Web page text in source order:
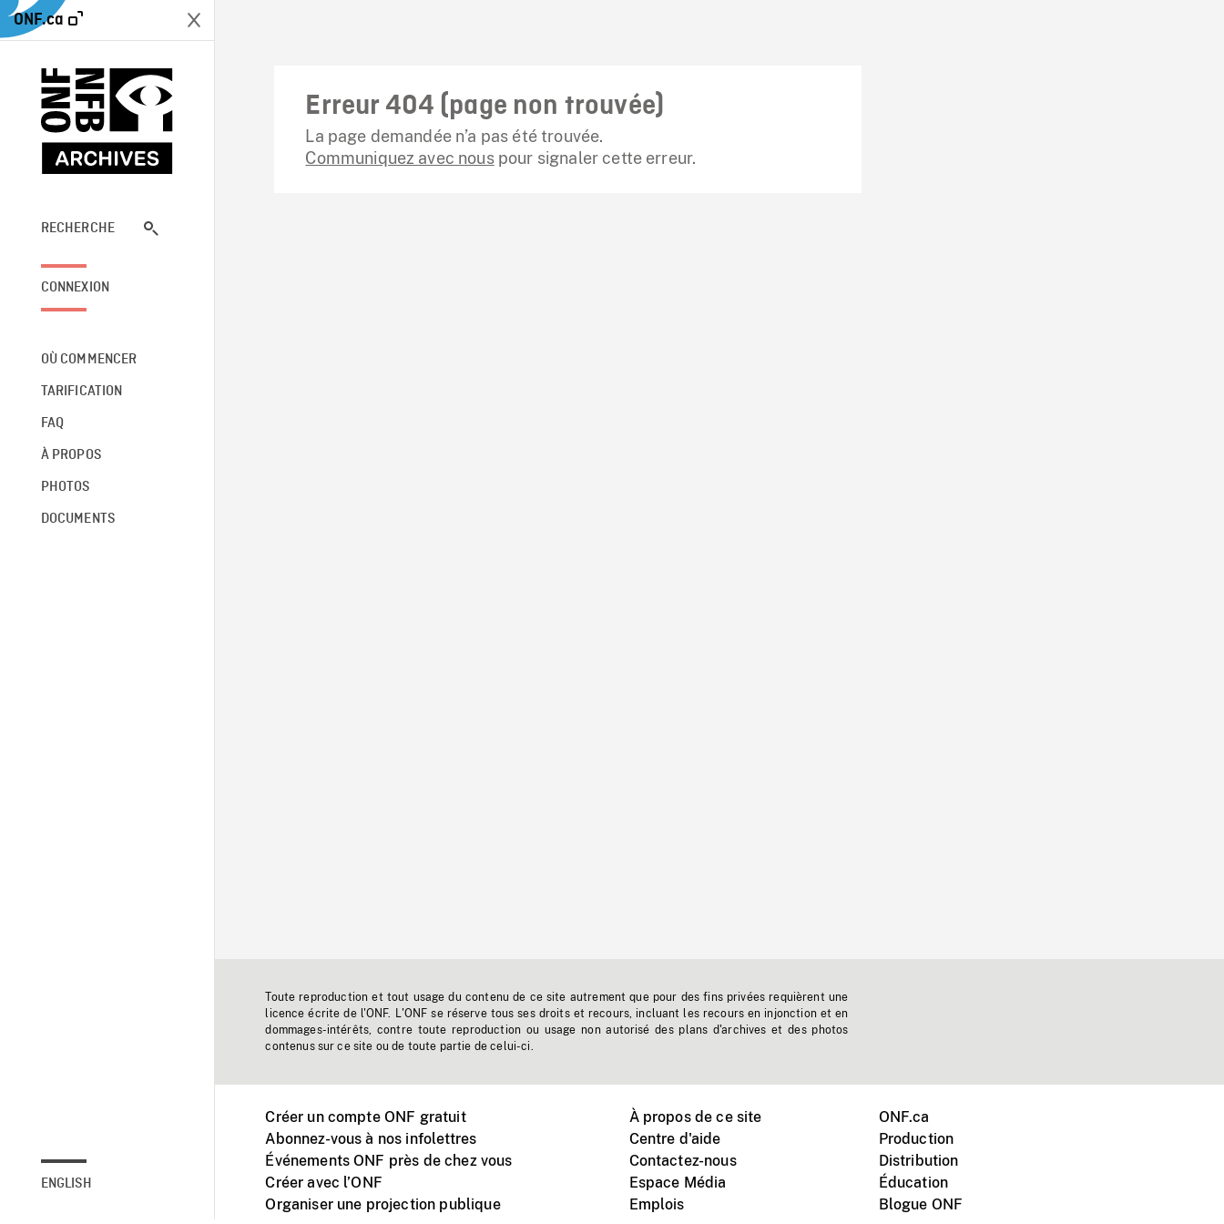
ONF.ca
RECHERCHE
CONNEXION
OÙ COMMENCER
TARIFICATION
FAQ
À PROPOS
PHOTOS
DOCUMENTS
ENGLISH
Erreur 404 (page non trouvée)
La page demandée n’a pas été trouvée.
Communiquez avec nouspour signaler cette erreur.
Toute reproduction et tout usage du contenu de ce site autrement que pour des fins privées requièrent une
licence écrite de l'ONF. L'ONF se réserve tous ses droits et recours, incluant les recours en injonction et en
dommages-intérêts, contre toute reproduction ou usage non autorisé des plans d'archives et des photos
contenus sur ce site ou de toute partie de celui-ci.
Créer un compte ONF gratuit
Abonnez-vous à nos infolettres
Événements ONF près de chez vous
Créer avec l’ONF
Organiser une projection publique
À propos de ce site
Centre d'aide
Contactez-nous
Espace Média
Emplois
ONF.ca
Production
Distribution
Éducation
Blogue ONF